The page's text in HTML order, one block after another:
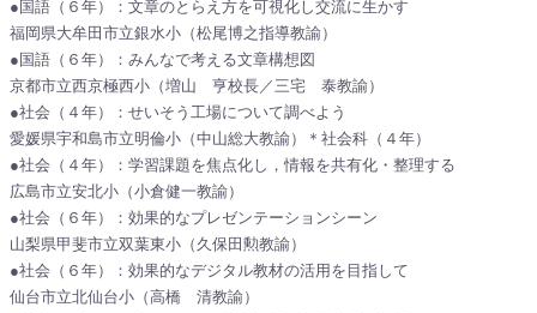
●国語（６年）：文章のとらえ方を可視化し交流に生かす
福岡県大牟田市立銀水小（松尾博之指導教諭）
●国語（６年）：みんなで考える文章構想図
京都市立西京極西小（増山 亨校長／三宅 泰教諭）
●社会（４年）：せいそう工場について調べよう
愛媛県宇和島市立明倫小（中山総大教諭）＊社会科（４年）
●社会（４年）：学習課題を焦点化し，情報を共有化・整理する
広島市立安北小（小倉健一教諭）
●社会（６年）：効果的なプレゼンテーションシーン
山梨県甲斐市立双葉東小（久保田勲教諭）
●社会（６年）：効果的なデジタル教材の活用を目指して
仙台市立北仙台小（高橋 清教諭）